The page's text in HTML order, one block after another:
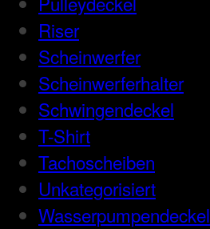
Riser
Scheinwerfer
Scheinwerferhalter
Schwingendeckel
T-Shirt
Tachoscheiben
Unkategorisiert
Wasserpumpendeckel